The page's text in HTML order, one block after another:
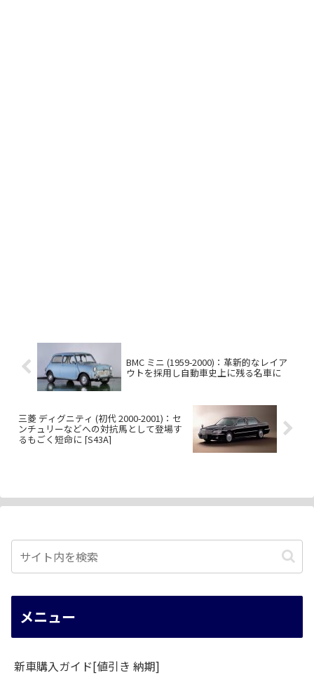
BMC ミニ (1959-2000)：革新的なレイア
ウトを採用し自動車史上に残る名車に
三菱 ディグニティ (初代 2000-2001)：セ
ンチュリーなどへの対抗馬として登場す
るもごく短命に [S43A]
メニュー
新車購入ガイド[値引き 納期]